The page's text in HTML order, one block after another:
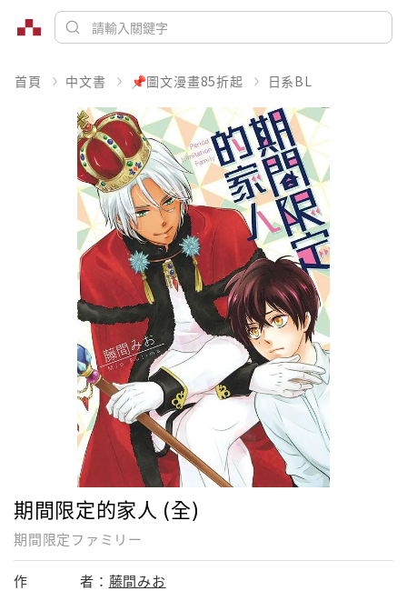
首頁 中文書 📌圖文漫畫85折起 日系BL
期間限定的家人 (全)
期間限定ファミリー
作 者： 藤間みお